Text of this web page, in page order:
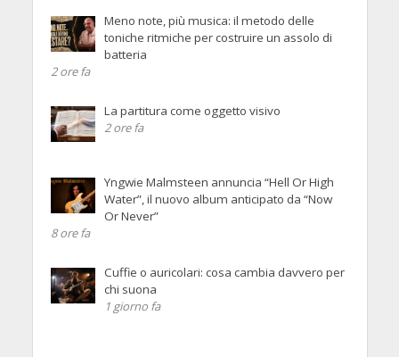
Meno note, più musica: il metodo delle
toniche ritmiche per costruire un assolo di
batteria
2 ore fa
La partitura come oggetto visivo
2 ore fa
Yngwie Malmsteen annuncia “Hell Or High
Water”, il nuovo album anticipato da “Now
Or Never”
8 ore fa
Cuffie o auricolari: cosa cambia davvero per
chi suona
1 giorno fa